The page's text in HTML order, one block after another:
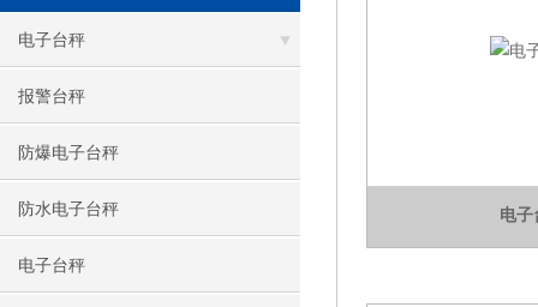
电子台秤
报警台秤
防爆电子台秤
防水电子台秤
电子台秤
电子